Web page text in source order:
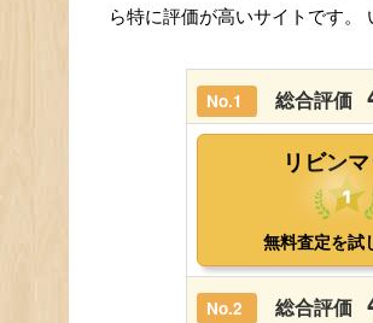
ら特に評価が高いサイトです。